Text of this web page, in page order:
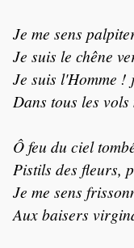
Je me sens
Je suis le chêne
Je suis l'Homme !
Dans tous les
Ô feu du ciel
Pistils des fleurs,
Je me sens
Aux baisers